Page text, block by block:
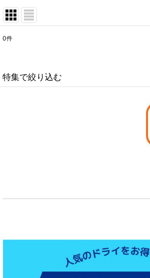
0件
特集で絞り込む
特集 フリーズドライ